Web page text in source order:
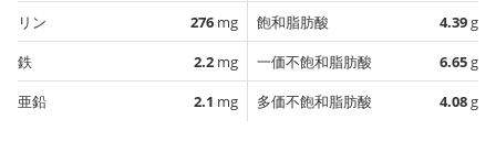
リン
276 mg
鉄
2.2 mg
亜鉛
2.1 mg
飽和脂肪酸
4.39g
一価不飽和脂肪酸
6.65g
多価不飽和脂肪酸
4.08g